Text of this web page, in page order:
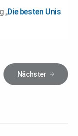
„Die besten Unis
Nächster